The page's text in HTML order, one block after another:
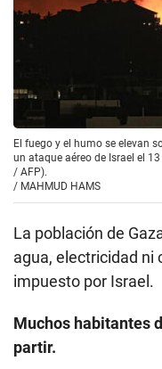
El fuego y el humo se elevan
un ataque aéreo de Israel el
/ AFP).
/ MAHMUD HAMS
La población de
agua, electricidad ni
impuesto por Israel.
Muchos habitantes
partir.